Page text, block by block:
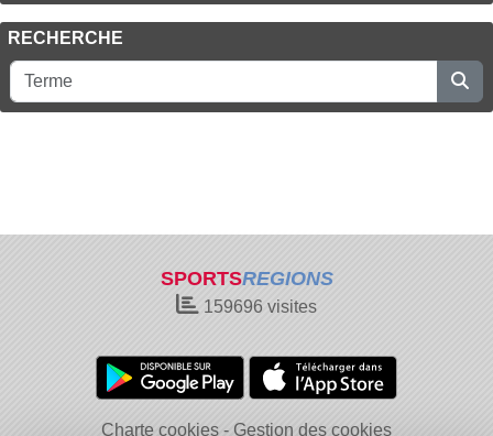
RECHERCHE
SPORTSREGIONS
159696 visites
Charte cookies Gestion des cookies